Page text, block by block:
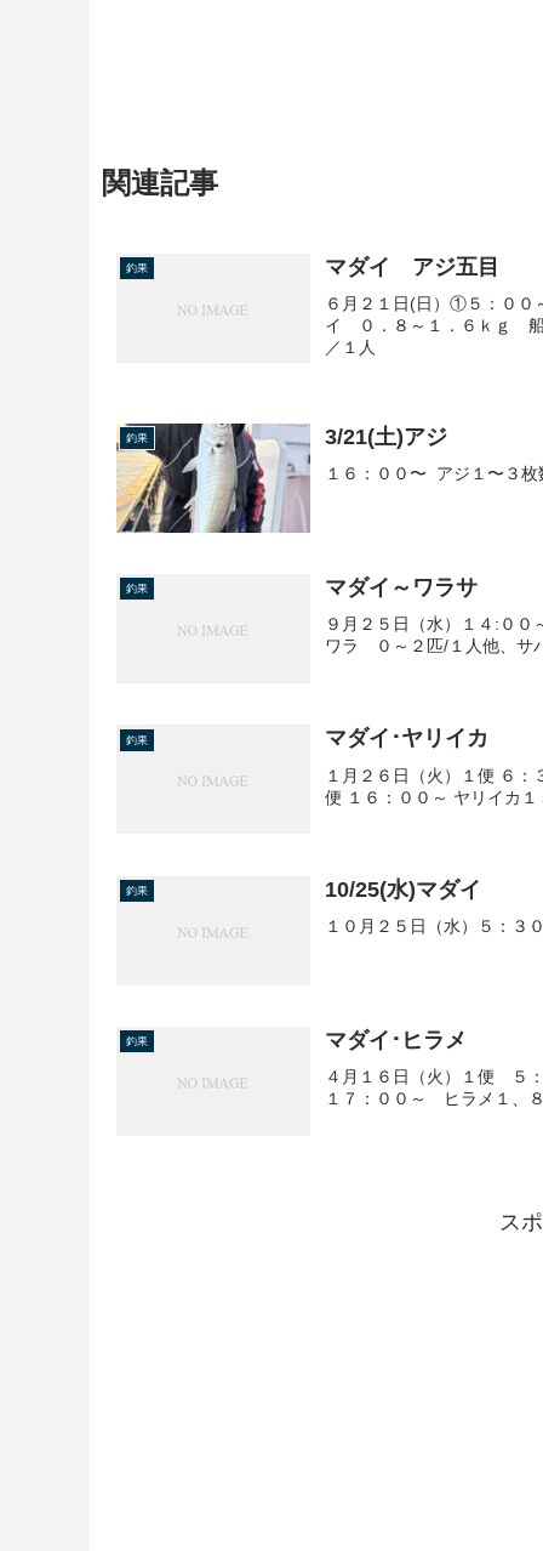
関連記事
釣果 マダイ アジ五目
６月２１日(日）①５：０
イ ０．８～１．６ｋｇ
／１人
釣果 3/21(土)アジ
１６：００〜 アジ１〜３
釣果 マダイ～ワラサ
９月２５日（水）１４:０
ワラ ０～２匹/１人他、サ
釣果 マダイ･ヤリイカ
１月２６日（火）１便 ６
便 １６：００～ ヤリイカ
釣果 10/25(水)マダイ
１０月２５日（水）５：３
釣果 マダイ･ヒラメ
４月１６日（火）１便 ５
１７：００～ ヒラメ１、
ス